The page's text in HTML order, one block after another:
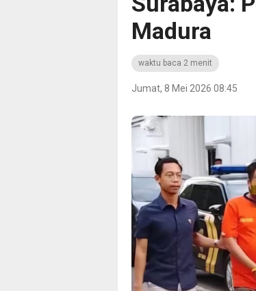
Madura
waktu baca 2 menit
Jumat, 8 Mei 2026 08:45